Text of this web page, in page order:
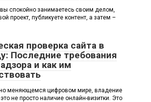
вы спокойно занимаетесь своим делом,
проект, публикуете контент, а затем –
проверка сайта в
Последние требования
и как им
меняющемся цифровом мире, владение
не просто наличие онлайн-визитки. Это